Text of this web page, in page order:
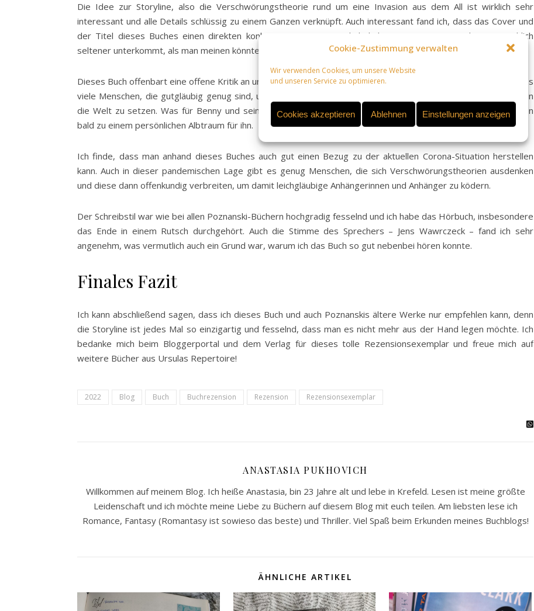
Cookie-Zustimmung verwalten
Wir verwenden Cookies, um unsere Website
und unseren Service zu optimieren.
Cookies akzeptieren Ablehnen Einstellungen anzeigen
Die Idee zur Storyline, also die Verschwörungstheorie rund um eine Invasion aus dem All ist wirklich sehr
interessant und alle Details schlüssig zu einem Ganzen verknüpft. Auch interessant fand ich, dass das Cover und
der Titel dieses Buches einen direkten konkreten Bezug zum Inhalt haben – was mir in Büchern tatsächlich
seltener unterkommt, als man meinen könnte.
Dieses Buch offenbart eine offene Kritik an unsere Gesellschaft und diese wird auch direkt deutlich. Leider gibt es
viele Menschen, die gutgläubig genug sind, um an Verschwörungstheorien zu glauben oder diese auch direkt in
die Welt zu setzen. Was für Benny und seine Freunde als harmloser Scherz begonnen hat, wird nämlich schon
bald zu einem persönlichen Albtraum für ihn.
Ich finde, dass man anhand dieses Buches auch gut einen Bezug zu der aktuellen Corona-Situation herstellen
kann. Auch in dieser pandemischen Lage gibt es genug Menschen, die sich Verschwörungstheorien ausdenken
und diese dann offenkundig verbreiten, um damit leichgläubige Anhängerinnen und Anhänger zu ködern.
Der Schreibstil war wie bei allen Poznanski-Büchern hochgradig fesselnd und ich habe das Hörbuch, insbesondere
das Ende in einem Rutsch durchgehört. Auch die Stimme des Sprechers – Jens Wawrczeck – fand ich sehr
angenehm, was vermutlich auch ein Grund war, warum ich das Buch so gut nebenbei hören konnte.
Finales Fazit
Ich kann abschließend sagen, dass ich dieses Buch und auch Poznanskis ältere Werke nur empfehlen kann, denn
die Storyline ist jedes Mal so einzigartig und fesselnd, dass man es nicht mehr aus der Hand legen möchte. Ich
bedanke mich beim Bloggerportal und dem Verlag für dieses tolle Rezensionsexemplar und freue mich auf
weitere Bücher aus Ursulas Repertoire!
2022 Blog Buch Buchrezension Rezension Rezensionsexemplar
ANASTASIA PUKHOVICH
Willkommen auf meinem Blog. Ich heiße Anastasia, bin 23 Jahre alt und lebe in Krefeld. Lesen ist meine größte
Leidenschaft und ich möchte meine Liebe zu Büchern auf diesem Blog mit euch teilen. Am liebsten lese ich
Romance, Fantasy (Romantasy ist sowieso das beste) und Thriller. Viel Spaß beim Erkunden meines Buchblogs!
ÄHNLICHE ARTIKEL